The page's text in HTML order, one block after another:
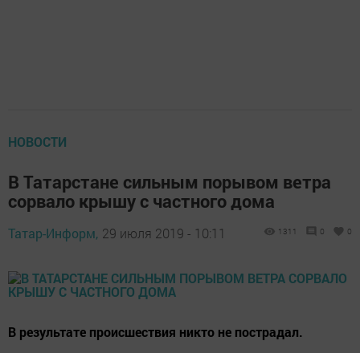
НОВОСТИ
В Татарстане сильным порывом ветра
сорвало крышу с частного дома
Татар-Информ, 29 июля 2019 - 10:11 1311 0 0
В результате происшествия никто не пострадал.